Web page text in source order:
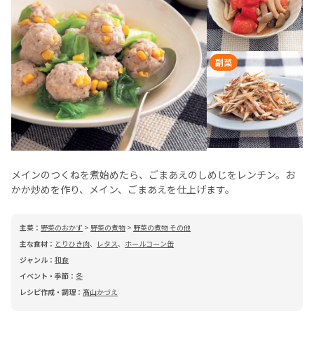
副菜
メインのつくねを煮始めたら、ごまあえのしめじをレンチン。お
かか炒めを作り、メイン、ごまあえを仕上げます。
主菜： 野菜のおかず > 野菜の煮物 > 野菜の煮物 その他
主な食材： とりひき肉、 レタス、 ホールコーン缶
ジャンル： 和食
イベント・季節： 冬
レシピ作成・調理： 髙山かづえ